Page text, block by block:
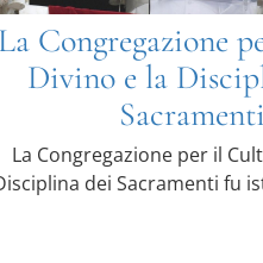
La Congregazione
Divino e la
Sacramenti
La Congregazione per il
dei Sacramenti fu